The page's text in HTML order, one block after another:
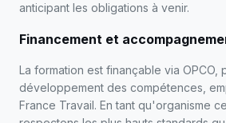
anticipant les obligations à venir.
Financement et
La formation est finançable via OPCO,
développement des compétences,
France Travail. En tant qu'organisme